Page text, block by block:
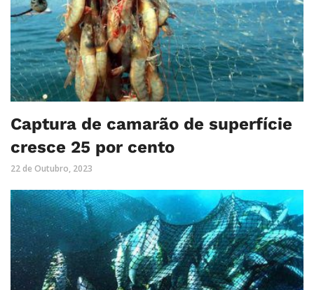
Captura de camarão de superfície
cresce 25 por cento
22 de Outubro, 2023